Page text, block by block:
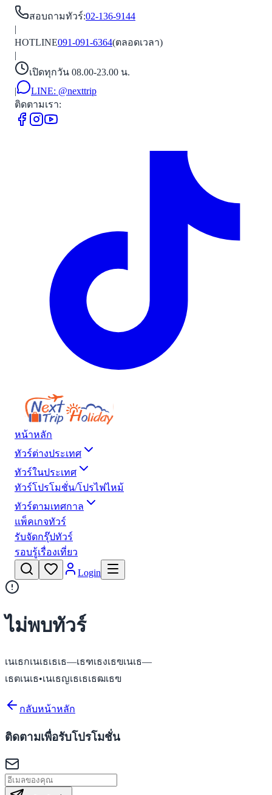
สอบถามทัวร์:02-136-9144
|
HOTLINE091-091-6364(ตลอดเวลา)
|
เปิดทุกวัน 08.00-23.00 น.
|
LINE: @nexttrip
ติดตามเรา:
หน้าหลัก
ทัวร์ต่างประเทศ
ทัวร์ในประเทศ
ทัวร์โปรโมชั่น/โปรไฟไหม้
ทัวร์ตามเทศกาล
แพ็คเกจทัวร์
รับจัดกรุ๊ปทัวร์
รอบรู้เรื่องเที่ยว
Login
ไม่พบทัวร์
เนเธกเนเธเธเธ—เธฑเธงเธฃเนเธ—
เธตเนเธ•เนเธญเธเธเธฒเธฃ
กลับหน้าหลัก
ติดตามเพื่อรับโปรโมชั่น